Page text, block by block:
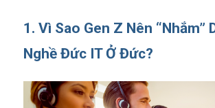
1. Vì Sao Gen Z Nên “Nhắm”
Nghề Đức IT Ở Đức?